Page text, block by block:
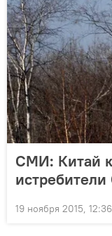
СМИ: Китай
19 ноября 2015, 12:36